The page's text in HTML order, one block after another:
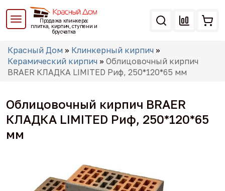
Перейти
основному
Продажа клинкера:
плитка, кирпич, ступени и
брусчатка
Вы
здесь
Красный Дом » Клинкерный кирпич »
Керамический кирпич » Облицовочный кирпич
BRAER КЛАДКА LIMITED Риф, 250*120*65 мм
Облицовочный кирпич BRAER
КЛАДКА LIMITED Риф, 250*120*65
мм